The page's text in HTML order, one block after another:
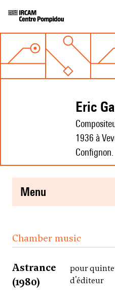
Eric
1936 à
Confignon.
menu
Chamber music
Astrance
(1980)
pour
d'éditeur